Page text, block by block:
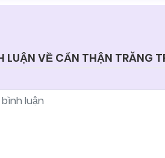
LUẬN VỀ CẨN THẬN TRĂNG